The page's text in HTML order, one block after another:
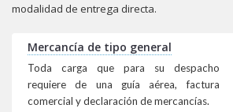
modalidad de entrega directa.
Mercancía de tipo general
Toda carga que para su despacho
requiere de una guía aérea, factura
comercial y declaración de mercancías.